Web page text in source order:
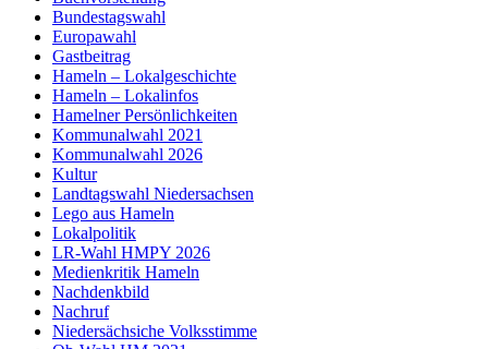
Bundestagswahl
Europawahl
Gastbeitrag
Hameln – Lokalgeschichte
Hameln – Lokalinfos
Hamelner Persönlichkeiten
Kommunalwahl 2021
Kommunalwahl 2026
Kultur
Landtagswahl Niedersachsen
Lego aus Hameln
Lokalpolitik
LR-Wahl HMPY 2026
Medienkritik Hameln
Nachdenkbild
Nachruf
Niedersächsiche Volksstimme